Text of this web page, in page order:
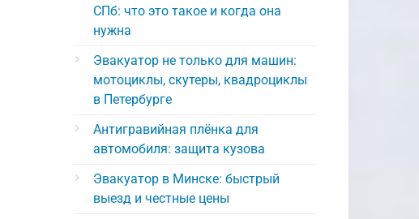
СПб: что это такое и когда она
нужна
Эвакуатор не только для машин:
мотоциклы, скутеры, квадроциклы
в Петербурге
Антигравийная плёнка для
автомобиля: защита кузова
Эвакуатор в Минске: быстрый
выезд и честные цены